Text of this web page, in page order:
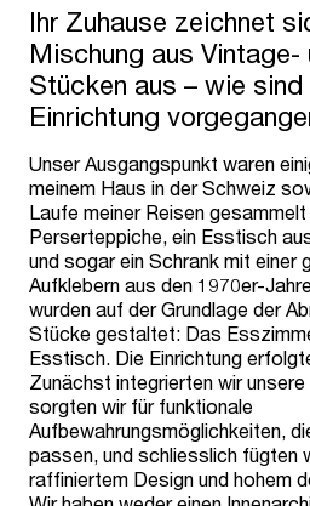
Ihr Zuhause zeichnet
Mischung aus Vintage-
Stücken aus – wie
Einrichtung
Unser Ausgangspunkt waren
meinem Haus in der Schweiz
Laufe meiner Reisen
Perserteppiche, ein Esstisch
und sogar ein Schrank mit einer
Aufklebern aus den 1970er-
wurden auf der Grundlage der
Stücke gestaltet: Das
Esstisch. Die Einrichtung
Zunächst integrierten wir
sorgten wir für funktionale
Aufbewahrungsmöglichkeiten,
passen, und schliesslich fügten
raffiniertem Design und hohem